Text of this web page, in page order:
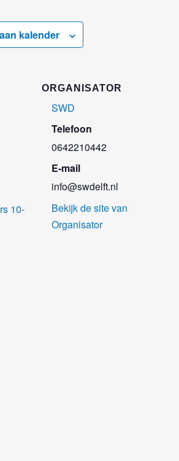
kalender
10-
ORGANISATOR
SWD
Telefoon
0642210442
E-mail
info@swdelft.nl
Bekijk de site van
Organisator